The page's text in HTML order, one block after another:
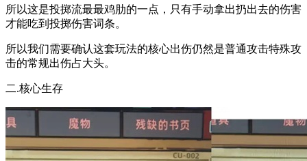
所以这是投掷流最最鸡肋的一点，只有手动拿出扔出去的伤害
才能吃到投掷伤害词条。
所以我们需要确认这套玩法的核心出伤仍然是普通攻击特殊攻
击的常规出伤占大头。
二.核心生存